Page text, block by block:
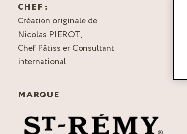
CHEF :
Création originale de
Nicolas PIEROT,
Chef Pâtissier Consultant
international
MARQUE